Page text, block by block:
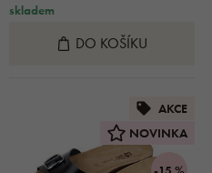
skladem
DO KOŠÍKU
AKCE
NOVINKA